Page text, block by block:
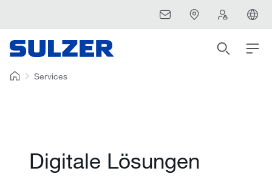
Services
Digitale Lösungen